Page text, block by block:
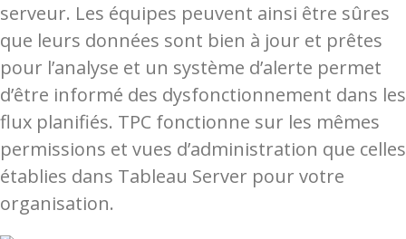
serveur. Les équipes peuvent ainsi être sûres
que leurs données sont bien à jour et prêtes
pour l’analyse et un système d’alerte permet
d’être informé des dysfonctionnement dans les
flux planifiés. TPC fonctionne sur les mêmes
permissions et vues d’administration que celles
établies dans Tableau Server pour votre
organisation.